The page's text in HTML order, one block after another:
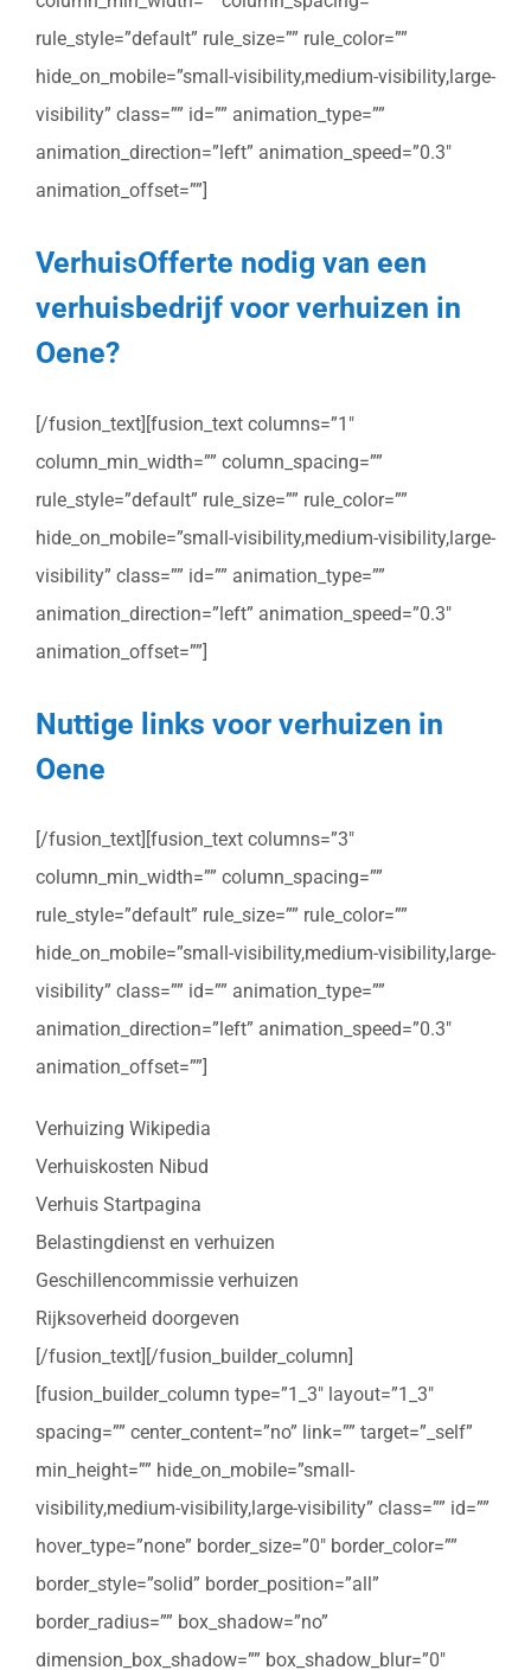
rule_style=”default” rule_size=”” rule_color=””
hide_on_mobile=”small-visibility,medium-visibility,large-
visibility” class=”” id=”” animation_type=””
animation_direction=”left” animation_speed=”0.3″
animation_offset=””]
VerhuisOfferte nodig van een
verhuisbedrijf voor verhuizen in
Oene?
[/fusion_text][fusion_text columns=”1″
column_min_width=”” column_spacing=””
rule_style=”default” rule_size=”” rule_color=””
hide_on_mobile=”small-visibility,medium-visibility,large-
visibility” class=”” id=”” animation_type=””
animation_direction=”left” animation_speed=”0.3″
animation_offset=””]
Nuttige links voor verhuizen in
Oene
[/fusion_text][fusion_text columns=”3″
column_min_width=”” column_spacing=””
rule_style=”default” rule_size=”” rule_color=””
hide_on_mobile=”small-visibility,medium-visibility,large-
visibility” class=”” id=”” animation_type=””
animation_direction=”left” animation_speed=”0.3″
animation_offset=””]
Verhuizing Wikipedia
Verhuiskosten Nibud
Verhuis Startpagina
Belastingdienst en verhuizen
Geschillencommissie verhuizen
Rijksoverheid doorgeven
[/fusion_text][/fusion_builder_column]
[fusion_builder_column type=”1_3″ layout=”1_3″
spacing=”” center_content=”no” link=”” target=”_self”
min_height=”” hide_on_mobile=”small-
visibility,medium-visibility,large-visibility” class=”” id=””
hover_type=”none” border_size=”0″ border_color=””
border_style=”solid” border_position=”all”
border_radius=”” box_shadow=”no”
dimension_box_shadow=”” box_shadow_blur=”0″